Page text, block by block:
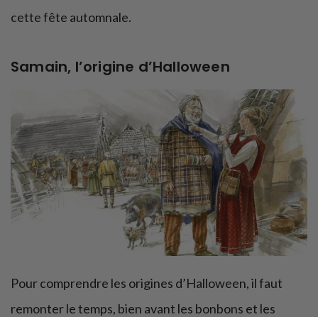
cette fête automnale.
Samain, l’origine d’Halloween
Pour comprendre les origines d’Halloween, il faut
remonter le temps, bien avant les bonbons et les